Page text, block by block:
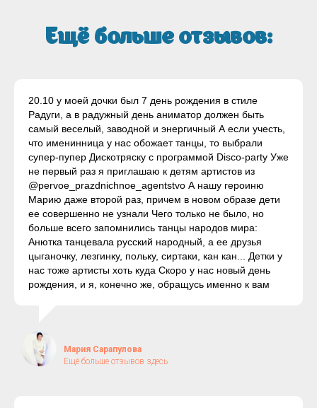
Ещё больше отзывов:
20.10 у моей дочки был 7 день рождения в стиле
Радуги, а в радужный день аниматор должен быть
самый веселый, заводной и энергичный А если учесть,
что именинница у нас обожает танцы, то выбрали
супер-пупер Дискотряску с программой Disco-party Уже
не первый раз я приглашаю к детям артистов из
@pervoe_prazdnichnoe_agentstvo А нашу героиню
Марию даже второй раз, причем в новом образе дети
ее совершенно не узнали Чего только не было, но
больше всего запомнились танцы народов мира:
Анютка танцевала русский народный, а ее друзья
цыганочку, лезгинку, польку, сиртаки, кан кан... Детки у
нас тоже артисты хоть куда Скоро у нас новый день
рождения, и я, конечно же, обращусь именно к вам
Мария Сарапулова
Ещё больше отзывов здесь